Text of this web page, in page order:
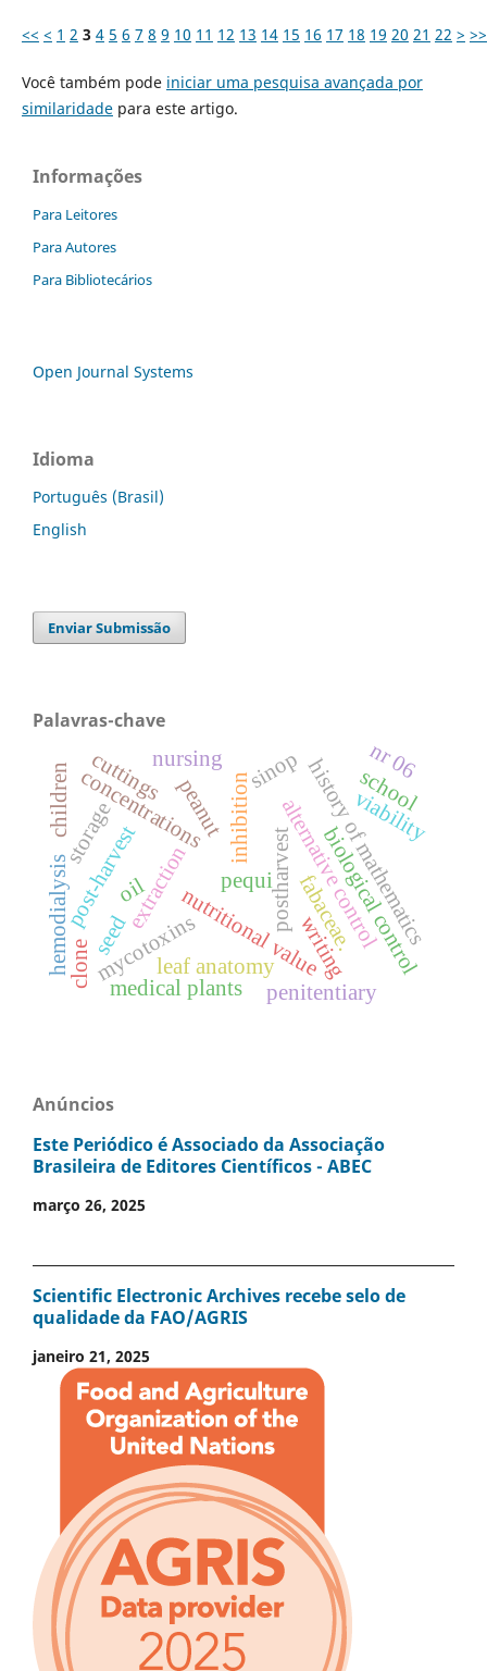
<< < 1 2 3 4 5 6 7 8 9 10 11 12 13 14 15 16 17 18 19 20 21 22 > >>
Você também pode iniciar uma pesquisa avançada por
similaridadepara este artigo.
Informações
Para Leitores
Para Autores
Para Bibliotecários
Open Journal Systems
Idioma
Português (Brasil)
English
Enviar Submissão
Palavras-chave
concentrations inhibition
postharvestalternative control
extractionnutritional value
oil pequi biological control
post-harvest
mycotoxins
peanut
leaf anatomy
fabaceae.
history of mathematics
writing
hemodialysis
nursing
storage
seed
viability
cuttings
clone medical plants
sinop school
children
nr 06
penitentiary
Anúncios
Este Periódico é Associado da Associação
Brasileira de Editores Científicos - ABEC
março 26, 2025
Scientific Electronic Archives recebe selo de
qualidade da FAO/AGRIS
janeiro 21, 2025